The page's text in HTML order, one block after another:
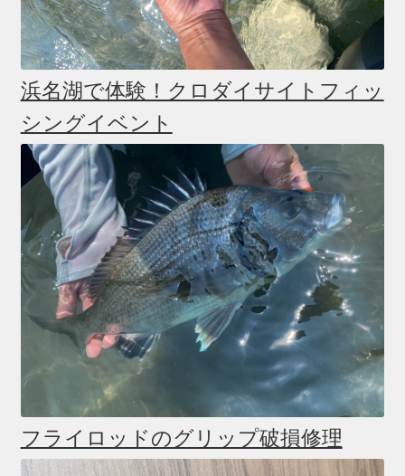
浜名湖で体験！クロダイサイトフィッ
シングイベント
フライロッドのグリップ破損修理